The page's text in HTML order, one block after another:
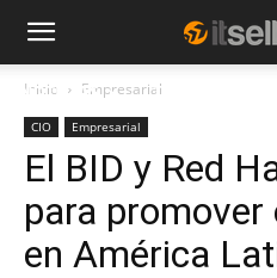
NOTICIAS TENDENCIAS
Inicio Empresarial
CIO Empresarial
El BID y Red
para promover
en América